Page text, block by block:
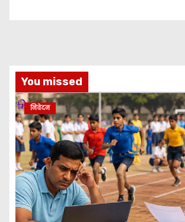
You missed
निवेदन